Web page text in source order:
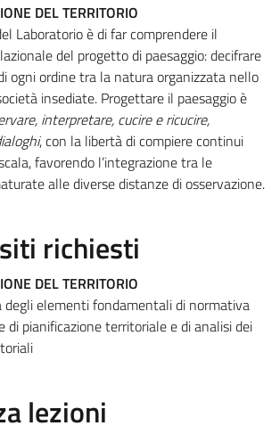
DEL TERRITORIO
Laboratorio è di far comprendere il
del progetto di paesaggio: decifrare
ogni ordine tra la natura organizzata nello
insediate. Progettare il paesaggio è
interpretare, cucire e ricucire,
, con la libertà di compiere continui
favorendo l’integrazione tra le
alle diverse distanze di osservazione.
richiesti
DEL TERRITORIO
degli elementi fondamentali di normativa
di pianificazione territoriale e di analisi dei
lezioni